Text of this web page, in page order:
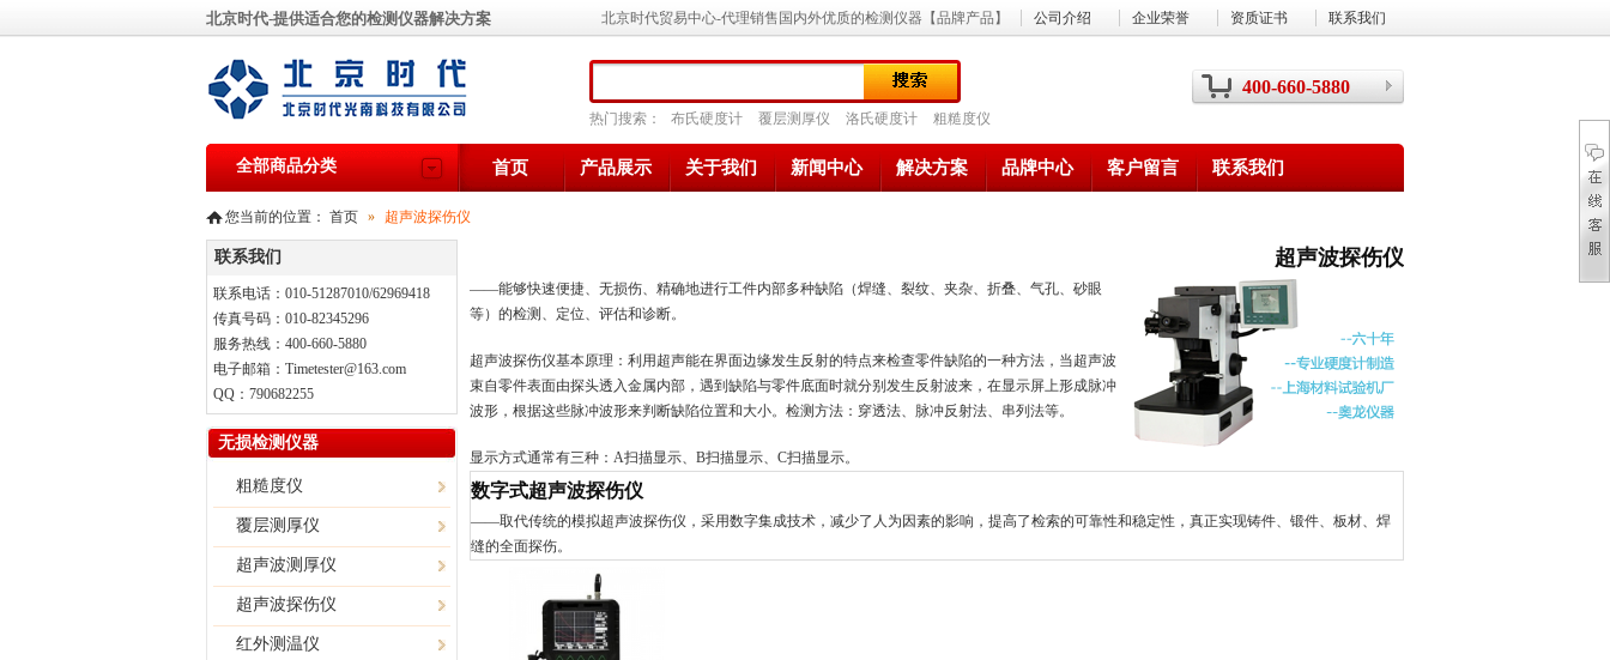
全部商品分类
北京时代-提供适合您的检测仪器解决方案
400-660-5880
热门搜索： 布氏硬度计 覆层测厚仪 洛氏硬度计 粗糙度仪
首页 产品展示 关于我们 新闻中心 解决方案 品牌中心 客户留言 联系我们
公司介绍 企业荣誉 资质证书 联系我们
北京时代贸易中心-代理销售国内外优质的检测仪器【品牌产品】
您当前的位置： 首页 » 超声波探伤仪
超声波探伤仪
——能够快速便捷、无损伤、精确地进行工件内部多种缺陷（焊缝、裂纹、夹杂、折叠、气孔、砂眼
等）的检测、定位、评估和诊断。
超声波探伤仪基本原理：利用超声能在界面边缘发生反射的特点来检查零件缺陷的一种方法，当超声波
束自零件表面由探头透入金属内部，遇到缺陷与零件底面时就分别发生反射波来，在显示屏上形成脉冲
波形，根据这些脉冲波形来判断缺陷位置和大小。检测方法：穿透法、脉冲反射法、串列法等。
显示方式通常有三种：A扫描显示、B扫描显示、C扫描显示。
数字式超声波探伤仪
——取代传统的模拟超声波探伤仪，采用数字集成技术，减少了人为因素的影响，提高了检索的可靠性和稳定性，真正实现铸件、锻件、板材、焊
缝的全面探伤。
联系我们
联系电话：010-51287010/62969418
传真号码：010-82345296
服务热线：400-660-5880
电子邮箱：Timetester@163.com
QQ：790682255
无损检测仪器
粗糙度仪
覆层测厚仪
超声波测厚仪
超声波探伤仪
红外测温仪